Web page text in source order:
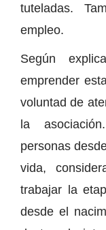
tuteladas.
empleo.
Según
emprender
voluntad de
la
personas
vida,
trabajar la
desde el